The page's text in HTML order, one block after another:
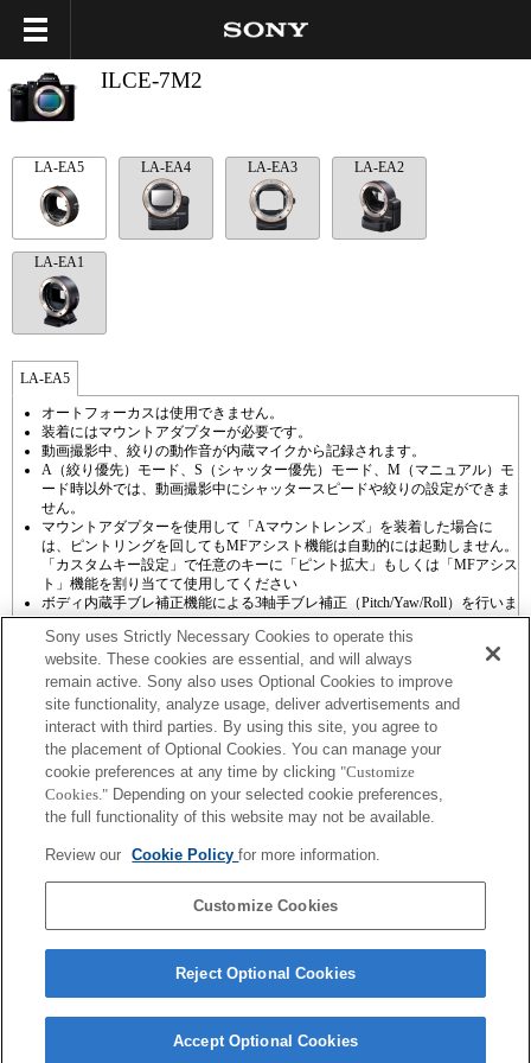
ILCE-7M2
LA-EA5 LA-EA4 LA-EA3 LA-EA2
LA-EA1
LA-EA5
オートフォーカスは使用できません。
装着にはマウントアダプターが必要です。
動画撮影中、絞りの動作音が内蔵マイクから記録されます。
A（絞り優先）モード、S（シャッター優先）モード、M（マニュアル）モ
ード時以外では、動画撮影中にシャッタースピードや絞りの設定ができま
せん。
マウントアダプターを使用して「Aマウントレンズ」を装着した場合に
は、ピントリングを回してもMFアシスト機能は自動的には起動しません。
「カスタムキー設定」で任意のキーに「ピント拡大」もしくは「MFアシス
ト」機能を割り当てて使用してください
ボディ内蔵手ブレ補正機能による3軸手ブレ補正（Pitch/Yaw/Roll）を行いま
す。
プレスリリース
ご利用条件
環境情報
クッキーポリシー
Sony uses Strictly Necessary Cookies to operate this
website. These cookies are essential, and will always
remain active. Sony also uses Optional Cookies to improve
site functionality, analyze usage, deliver advertisements and
interact with third parties. By using this site, you agree to
the placement of Optional Cookies. You can manage your
cookie preferences at any time by clicking "Customize
Cookies." Depending on your selected cookie preferences,
the full functionality of this website may not be available.
Review our Cookie Policyfor more information.
Customize Cookies
Reject Optional Cookies
Accept Optional Cookies